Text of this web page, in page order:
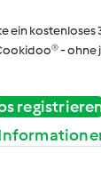
ein kostenloses
- ohne